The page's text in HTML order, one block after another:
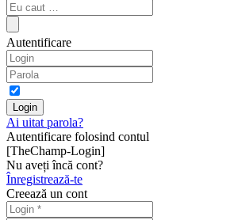
Autentificare
Ai uitat parola?
Autentificare folosind contul
[TheChamp-Login]
Nu aveți încă cont?
Înregistrează-te
Creează un cont